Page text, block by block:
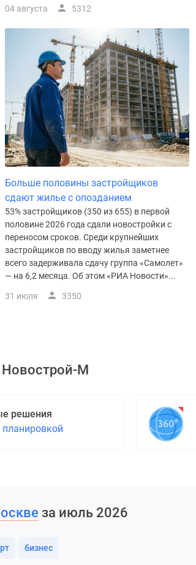
04 августа 5312
Больше половины застройщиков
сдают жилье с опозданием
53% застройщиков (350 из 655) в первой
половине 2026 года сдали новостройки с
переносом сроков. Среди крупнейших
застройщиков по вводу жилья заметнее
всего задерживала сдачу группа «Самолет»
— на 6,2 месяца. Об этом «РИА Новости»...
31 июля 3350
Новострой-М
решения
за июль 2026
бизнес